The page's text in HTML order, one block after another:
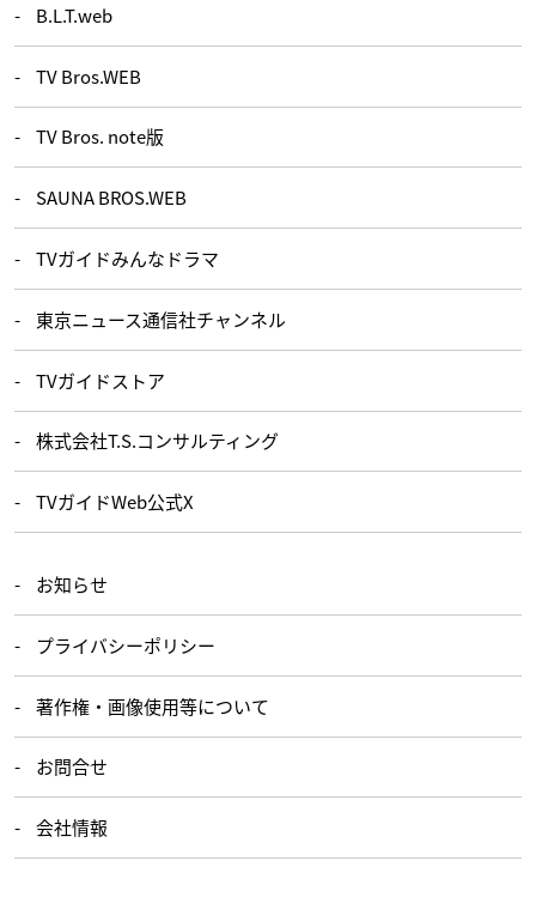
B.L.T.web
TV Bros.WEB
TV Bros. note版
SAUNA BROS.WEB
TVガイドみんなドラマ
東京ニュース通信社チャンネル
TVガイドストア
株式会社T.S.コンサルティング
TVガイドWeb公式X
お知らせ
プライバシーポリシー
著作権・画像使用等について
お問合せ
会社情報